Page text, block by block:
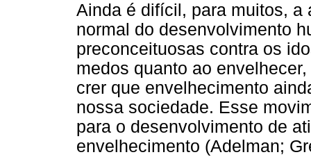
Ainda é difícil, para muitos,
normal do desenvolvimento
preconceituosas contra os
medos quanto ao
crer que envelhecimento
nossa sociedade. Esse
para o desenvolvimento de
envelhecimento (Adelman;